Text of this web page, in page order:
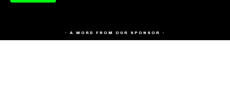
- A WORD FROM OUR SPONSOR -